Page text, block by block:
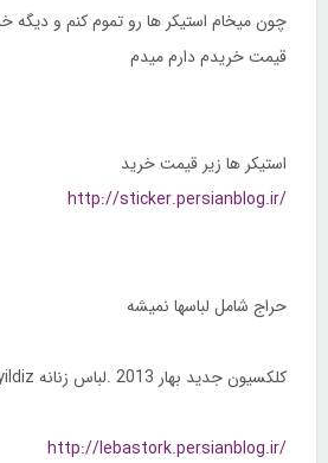
چون میخام استیکر ها رو تموم کنم و دیگه
قیمت خریدم دارم میدم
استیکر ها زیر قیمت خرید
http://sticker.persianblog.ir/
حراج شامل لباسها نمیشه
کلکسیون جدید بهار 2013 .لباس زنانه polat yildiz (فروش )
http://lebastork.persianblog.ir/